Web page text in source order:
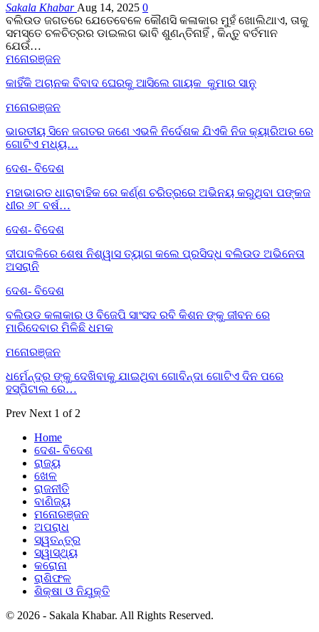
Sakala Khabar Aug 14, 2025 0
ବଲିଉଡ ଜଗତରେ ଯେତେବେଳେ କୌଣସି କଳାକାର ମୁହଁ ଖୋଲିଥାଏ, ତାକୁ
ସମସ୍ତେ ଚଳଚିତ୍ରର ଡାଇଲଗ ଭାବି ଶୁଣନ୍ତିନାହିଁ , କିନ୍ତୁ ବର୍ତମାନ
ଯେଉଁ…
ମନୋରଞ୍ଜନ
କାହିଁକି ଅଚାନକ ବିବାଦ ଘେରକୁ ଆସିଲେ ଗାୟକ କୁମାର ସାନୁ
ମନୋରଞ୍ଜନ
ଭାରତୀୟ ସିନେ ଜଗତର ଜଣେ ଏଭଳି ନିର୍ଦେଶକ ଯିଏକି ନିଜ କ୍ୟାରିଅର ରେ
ଗୋଟିଏ ମଧ୍ୟ…
ଦେଶ- ବିଦେଶ
ମହାଭାରତ ଧାରାବାହିକ ରେ କର୍ଣ୍ଣ ଚରିତ୍ରରେ ଅଭିନୟ କରୁଥିବା ପଙ୍କଜ
ଧୀର ୬୮ ବର୍ଷ…
ଦେଶ- ବିଦେଶ
ଦୀପାବଳିରେ ଶେଷ ନିଶ୍ୱାସ ତ୍ୟାଗ କଲେ ପ୍ରସିଦ୍ଧ ବଲିଉଡ ଅଭିନେତା
ଅସରାନି
ଦେଶ- ବିଦେଶ
ବଲିଉଡ କଳାକାର ଓ ବିଜେପି ସାଂସଦ ରବି କିଶନ ଙ୍କୁ ଜୀବନ ରେ
ମାରିଦେବାର ମିଳିଛି ଧମକ
ମନୋରଞ୍ଜନ
ଧର୍ମେନ୍ଦ୍ର ଙ୍କୁ ଦେଖିବାକୁ ଯାଇଥିବା ଗୋବିନ୍ଦା ଗୋଟିଏ ଦିନ ପରେ
ହସ୍ପିଟାଲ ରେ…
Prev Next 1 of 2
Home
ଦେଶ- ବିଦେଶ
ରାଜ୍ୟ
ଖେଳ
ରାଜନୀତି
ବାଣିଜ୍ୟ
ମନୋରଞ୍ଜନ
ଅପରାଧ
ସ୍ୱତନ୍ତ୍ର
ସ୍ୱାସ୍ଥ୍ୟ
କରୋନା
ରାଶିଫଳ
ଶିକ୍ଷା ଓ ନିଯୁକ୍ତି
© 2026 - Sakala Khabar. All Rights Reserved.